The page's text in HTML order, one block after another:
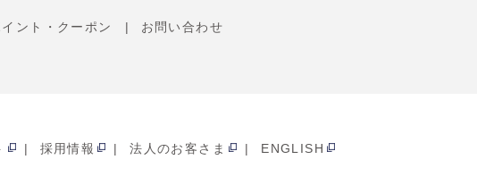
イント・クーポン お問い合わせ
採用情報 法人のお客さま ENGLISH